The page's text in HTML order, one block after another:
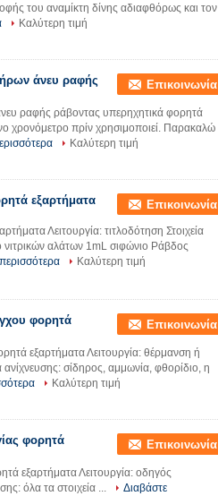
του αναμίκτη δίνης αδιαφθόρως και τον
Καλύτερη τιμή
άνευ ραφής
Επικοινωνία
ραφής ράβοντας υπερηχητικά φορητά
χρονόμετρο πρίν χρησιμοποιεί. Παρακαλώ
Καλύτερη τιμή
εξαρτήματα Επικοινωνία
Λειτουργία: τιτλοδότηση Στοιχεία
αλάτων 1mL σιφώνιο Ράβδος
Καλύτερη τιμή
φορητά
Επικοινωνία
εξαρτήματα Λειτουργία: θέρμανση ή
σίδηρος, αμμωνία, φθορίδιο, η
Καλύτερη τιμή
φορητά
Επικοινωνία
εξαρτήματα Λειτουργία: οδηγός
όλα τα στοιχεία ...
Διαβάστε